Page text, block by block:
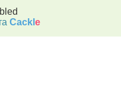
Cackl e